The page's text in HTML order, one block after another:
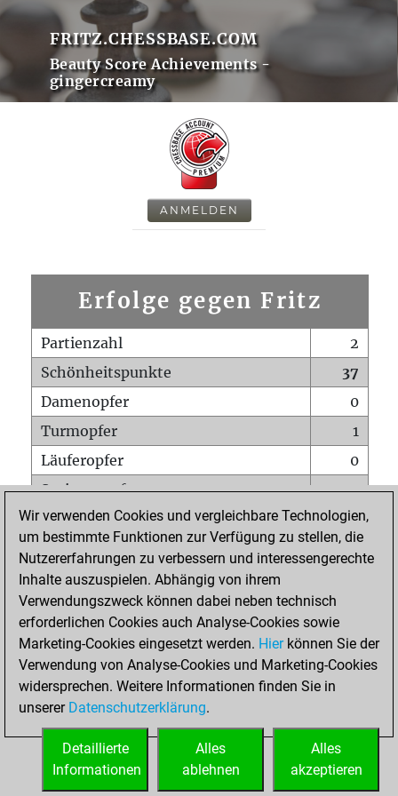
FRITZ.CHESSBASE.COM
Beauty Score Achievements -
gingercreamy
ANMELDEN
Erfolge gegen Fritz
Partienzahl
2
Schönheitspunkte
37
Damenopfer
0
Turmopfer
1
Läuferopfer
0
Springeropfer
0
Bauernopfer
2
Matt auf vollem Brett
0
Bauer setzt Matt
Erstickte Matts
Unterverwandlungen
0
Türme auf der siebten
0
STARTSEITE
Wir verwenden Cookies und vergleichbare Technologien,
um bestimmte Funktionen zur Verfügung zu stellen, die
Nutzererfahrungen zu verbessern und interessengerechte
Inhalte auszuspielen. Abhängig von ihrem
Verwendungszweck können dabei neben technisch
erforderlichen Cookies auch Analyse-Cookies sowie
Marketing-Cookies eingesetzt werden. Hierkönnen Sie der
Verwendung von Analyse-Cookies und Marketing-Cookies
widersprechen. Weitere Informationen finden Sie in
unserer Datenschutzerklärung.
Alles
akzeptieren
Alles
ablehnen
Detaillierte
Informationen